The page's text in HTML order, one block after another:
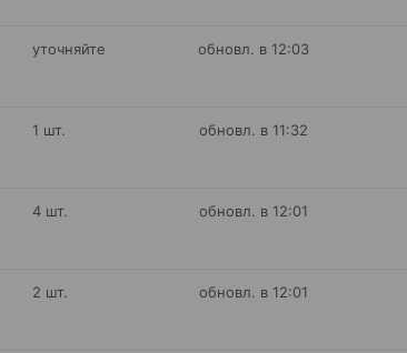
уточняйте обновл. в 12:03
1 шт. обновл. в 11:32
4 шт. обновл. в 12:01
2 шт. обновл. в 12:01